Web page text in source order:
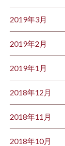
2019年3月
2019年2月
2019年1月
2018年12月
2018年11月
2018年10月